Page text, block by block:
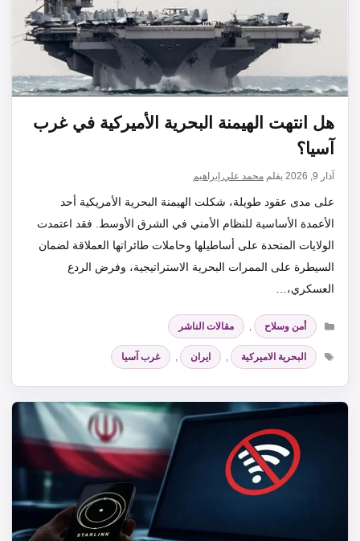
هل انتهت الهيمنة البحرية الأميركية في غرب
آسيا؟
آذار 9, 2026 بقلم محمد علي إبراهيم
على مدى عقود طويلة، شكلت الهيمنة البحرية الأمريكية أحد
الأعمدة الأساسية للنظام الأمني في الشرق الأوسط. فقد اعتمدت
الولايات المتحدة على أساطيلها وحاملات طائراتها العملاقة لضمان
السيطرة على الممرات البحرية الاستراتيجية، وفرض الردع
العسكري،…
التصنيفات
أمن وسلاح ,
مقالات الناشر
الوسوم
البحرية الاميركية , ايران , غرب آسيا